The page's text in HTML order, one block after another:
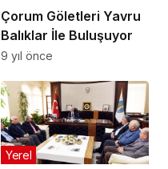
Çorum Göletleri Yavru
Balıklar İle Buluşuyor
9 yıl önce
Yerel